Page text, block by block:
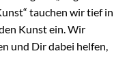
tauchen wir tief in
Kunst ein. Wir
und Dir dabei helfen,